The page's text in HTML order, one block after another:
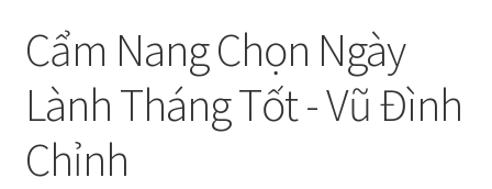
Voucher
Hướng Dẫn
Cẩm Nang Chọn Ngày
Lành Tháng Tốt - Vũ Đình
Chỉnh